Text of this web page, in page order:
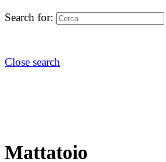
Search for:
Close search
Mattatoio